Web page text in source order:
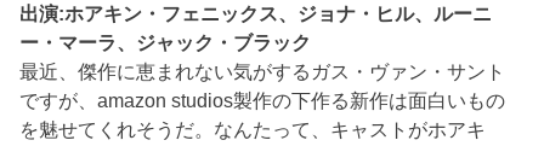
出演:ホアキン・フェニックス、ジョナ・ヒル、ルーニ
ー・マーラ、ジャック・ブラック
最近、傑作に恵まれない気がするガス・ヴァン・サント
ですが、amazon studios製作の下作る新作は面白いもの
を魅せてくれそうだ。なんたって、キャストがホアキ